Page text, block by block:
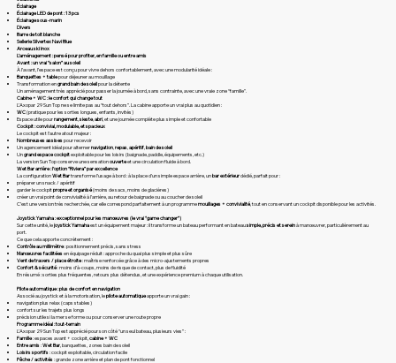
Éclairage
Éclairage LED de pont : 13 pcs
Éclairage sous-marin
Divers
Barre de toit blanche
Sellerie Silvertex Navi Blue
Arceau ski inox
L’aménagement : pensé pour profiter, en famille ou entre amis
Avant : un vrai “salon” au soleil
À l’avant, l’espace est conçu pour vivre dehors confortablement, avec une modularité idéale :
Banquettes + tablepour déjeuner au mouillage
Transformation engrand bain de soleilpour la détente
Un aménagement très apprécié pour passer la journée à bord, sans contrainte, avec une vraie zone “famille”.
Cabine + WC : le confort qui change tout
L’Axopar 29 Sun Top ne se limite pas au “tout dehors”. La cabine apporte un vrai plus au quotidien :
WC(pratique pour les sorties longues, enfants, invités)
Espace utile pourrangement,sieste,abri , et une journée complète plus simple et confortable
Cockpit : convivial, modulable, et spacieux
Le cockpit est l’autre atout majeur :
Nombreuses assises pour recevoir
Un agencement idéal pour alternernavigation ,repas ,apéritif ,bain de soleil
Ungrand espace cockpitexploitable pour les loisirs (baignade, paddle, équipements, etc.)
La version Sun Top conserve une sensationouverteet une circulation fluide à bord.
Wet Bar arrière : l’option “Riviera” par excellence
La configurationWet Bartransforme l’usage à bord : à la place d’un simple espace arrière, unbar extérieurdédié, parfait pour :
préparer un snack / apéritif
garder le cockpitpropre et organisé(moins de sacs, moins de glacières)
créer un vrai point de convivialité à l’arrière, au retour de baignade ou au coucher de soleil
C’est une version très recherchée, car elle correspond parfaitement à un programmemouillages + convivialité, tout en conservant un cockpit disponible pour les activités.
Joystick Yamaha : exceptionnel pour les manœuvres (le vrai “game changer”)
Sur cette unité, lejoystick Yamahaest un équipement majeur : il transforme un bateau performant en bateausimple, précis et sereinà manœuvrer, particulièrement au
port.
Ce que cela apporte concrètement :
Contrôle au millimètre: positionnement précis, sans stress
Manœuvres facilitées en équipage réduit : approche du quai plus simple et plus sûre
Vent de travers / place étroite: maîtrise renforcée grâce à des micro-ajustements propres
Confort & sécurité: moins d’à-coups, moins de risque de contact, plus de fluidité
En résumé : sorties plus fréquentes, retours plus détendus, et une expérience premium à chaque utilisation.
Pilote automatique : plus de confort en navigation
Associé au joystick et à la motorisation, lepilote automatiqueapporte un vrai gain :
navigation plus relax (caps stables)
confort sur les trajets plus longs
précision utile si la mer se forme ou pour conserver une route propre
Programme idéal : tout-terrain
L’Axopar 29 Sun Top est apprécié pour son côté “un seul bateau, plusieurs vies” :
Famille: espaces avant + cockpit,cabine + WC
Entre amis :Wet Bar , banquettes, zones bain de soleil
Loisirs sportifs : cockpit exploitable, circulation facile
Pêche / activités : grande zone arrière et plan de pont fonctionnel